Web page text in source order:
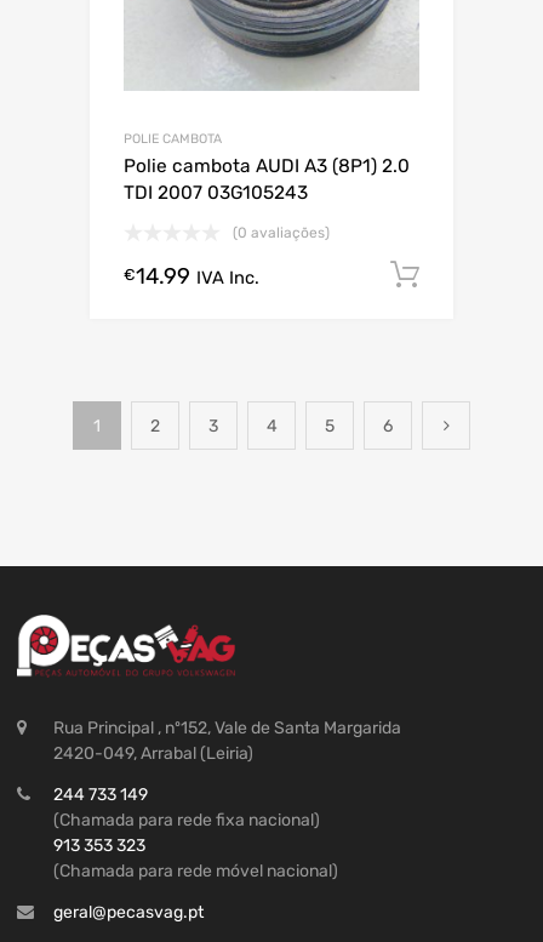
POLIE CAMBOTA
Polie cambota AUDI A3 (8P1) 2.0
TDI 2007 03G105243
(0 avaliações)
€14.99 IVA Inc.
1 2 3 4 5 6
Rua Principal , nº152, Vale de Santa Margarida
2420-049, Arrabal (Leiria)
244 733 149
(Chamada para rede fixa nacional)
913 353 323
(Chamada para rede móvel nacional)
geral@pecasvag.pt